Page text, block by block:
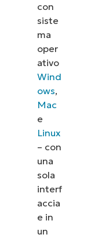
con
siste
ma
oper
ativo
Wind
ows,
Mac
e
Linux
– con
una
sola
interf
accia
e in
un